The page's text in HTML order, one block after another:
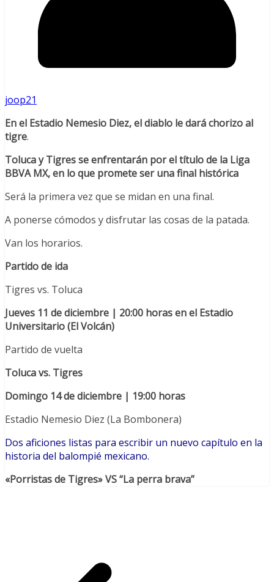
joop21
En el Estadio Nemesio Diez, el diablo le dará chorizo al
tigre.
Toluca y Tigres se enfrentarán por el título de la Liga
BBVA MX, en lo que promete ser una final histórica
Será la primera vez que se midan en una final.
A ponerse cómodos y disfrutar las cosas de la patada.
Van los horarios.
Partido de ida
Tigres vs. Toluca
Jueves 11 de diciembre | 20:00 horas en el Estadio
Universitario (El Volcán)
Partido de vuelta
Toluca vs. Tigres
Domingo 14 de diciembre | 19:00 horas
Estadio Nemesio Diez (La Bombonera)
Dos aficiones listas para escribir un nuevo capítulo en la
historia del balompié mexicano.
«Porristas de Tigres» VS “La perra brava”